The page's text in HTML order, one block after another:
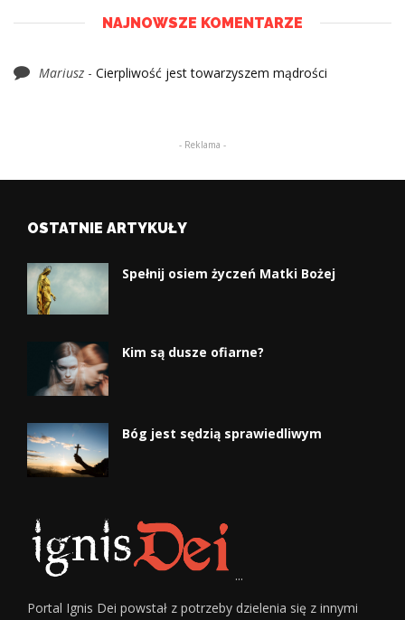
NAJNOWSZE KOMENTARZE
Mariusz - Cierpliwość jest towarzyszem mądrości
- Reklama -
OSTATNIE ARTYKUŁY
Spełnij osiem życzeń Matki Bożej
Kim są dusze ofiarne?
Bóg jest sędzią sprawiedliwym
...
Portal Ignis Dei powstał z potrzeby dzielenia się z innymi